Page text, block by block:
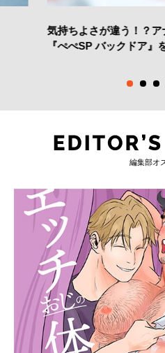
気持ちよさが違う！？
『ぺぺSP バックドア』
編集部オ